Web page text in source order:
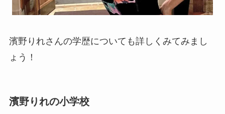
濱野りれさんの学歴についても詳しくみてみまし
ょう！
濱野りれの小学校